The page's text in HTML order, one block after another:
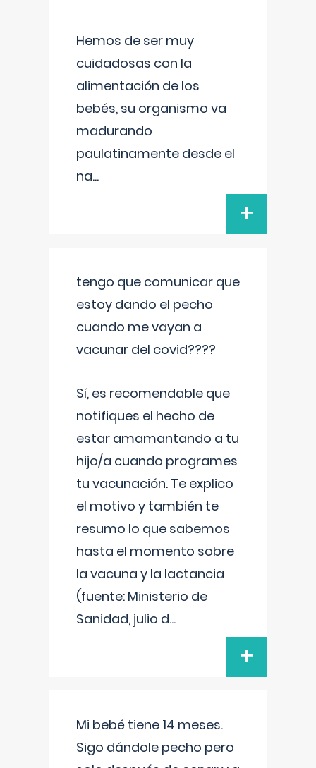
Hemos de ser muy
cuidadosas con la
alimentación de los
bebés, su organismo va
madurando
paulatinamente desde el
na...
+
tengo que comunicar que
estoy dando el pecho
cuando me vayan a
vacunar del covid????
Sí, es recomendable que
notifiques el hecho de
estar amamantando a tu
hijo/a cuando programes
tu vacunación. Te explico
el motivo y también te
resumo lo que sabemos
hasta el momento sobre
la vacuna y la lactancia
(fuente: Ministerio de
Sanidad, julio d...
+
Mi bebé tiene 14 meses.
Sigo dándole pecho pero